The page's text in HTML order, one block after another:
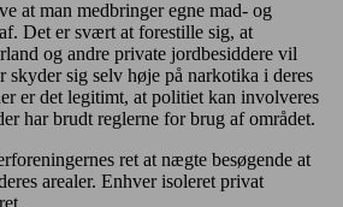
at man medbringer egne mad- og
Det er svært at forestille sig, at
og andre private jordbesiddere vil
skyder sig selv høje på narkotika i deres
er det legitimt, at politiet kan involveres
har brudt reglerne for brug af området.
ret at nægte besøgende at
arealer. Enhver isoleret privat